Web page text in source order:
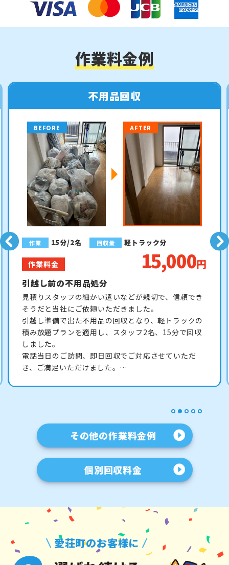
作業料金例
不用品回収
BEFORE AFTER
作業 1時間/2名 回収量 軽トラ分
作業料金 20,000円
軽トラ分の不用品回収
自宅内にある不用品を即日回収できる業者を探してお
られ、電話当日の回収が可能な当社にご依頼いただき
ました。
見積りから軽トラ分の不用品の回収完了まで、スタッ
フ2名1時間のスピード回収を行いました。
すぐに家がスッキリして助かったと喜んでいただけま
した。…
その他の作業料金例
個別回収料金
愛荘町のお客様に